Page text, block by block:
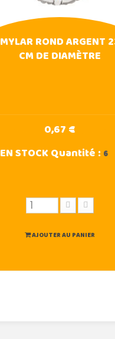
MYLAR ROND ARGENT
CM DE DIAMÈTRE
0,67 €
EN STOCKQuantité : 6
AJOUTER AU PANIER